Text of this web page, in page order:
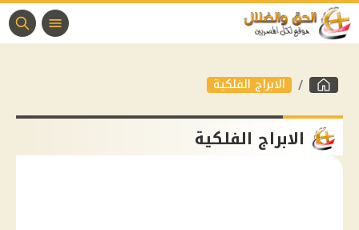
الابراج الفلكية
الابراج الفلكية